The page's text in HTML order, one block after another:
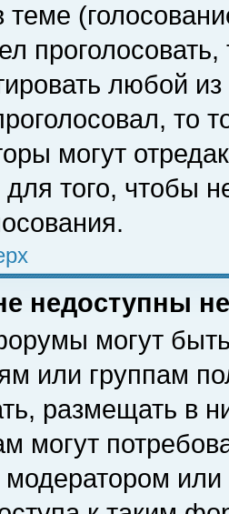
любой
то
могут
того, чтобы
недоступны
могут
или группам
размещать в
могут
модератором